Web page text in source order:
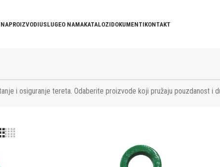
PROIZVODIUSLUGEO NAMAKATALOZIDOKUMENTIKONTAKT
i osiguranje tereta. Odaberite proizvode koji pružaju pouzdanost i